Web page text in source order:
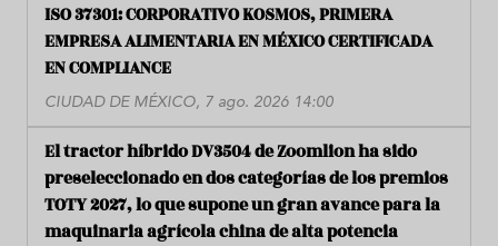
ISO 37301: CORPORATIVO KOSMOS, PRIMERA
EMPRESA ALIMENTARIA EN MÉXICO CERTIFICADA
EN COMPLIANCE
CIUDAD DE MÉXICO, 7 ago. 2026 14:00
El tractor híbrido DV3504 de Zoomlion ha sido
preseleccionado en dos categorías de los premios
TOTY 2027, lo que supone un gran avance para la
maquinaria agrícola china de alta potencia